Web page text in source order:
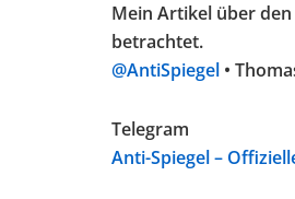
Mein Artikel über
betrachtet.
@AntiSpiegel •
Telegram
Anti-Spiegel –